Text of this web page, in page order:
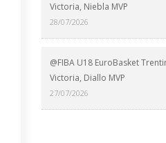
Victoria, Niebla MVP
28/07/2026
@FIBA U18 EuroBasket
Victoria, Diallo MVP
27/07/2026